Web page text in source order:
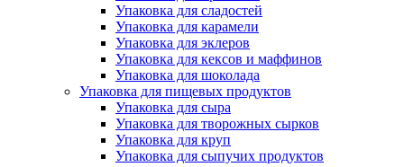
Упаковка для сладостей
Упаковка для карамели
Упаковка для эклеров
Упаковка для кексов и маффинов
Упаковка для шоколада
Упаковка для пищевых продуктов
Упаковка для сыра
Упаковка для творожных сырков
Упаковка для круп
Упаковка для сыпучих продуктов